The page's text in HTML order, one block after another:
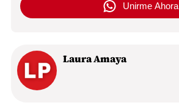
Unirme Ahora
Laura Amaya